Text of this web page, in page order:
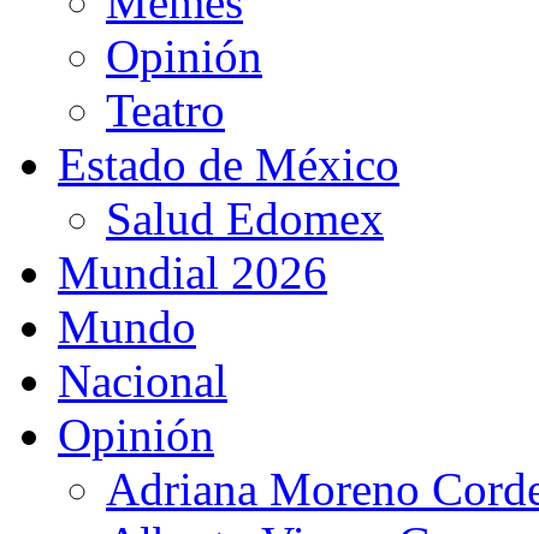
Opinión
Teatro
Estado de México
Salud Edomex
Mundial 2026
Mundo
Nacional
Opinión
Adriana Moreno